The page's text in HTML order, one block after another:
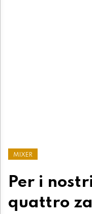
MIXER
Per i
quattro